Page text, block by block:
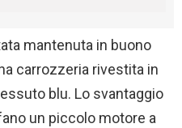
mantenuta in buono
carrozzeria rivestita in
blu. Lo svantaggio
un piccolo motore a